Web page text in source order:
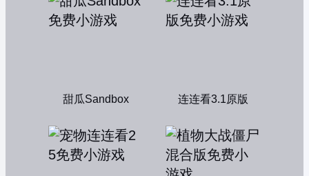
甜瓜Sandbox 连连看3.1原版